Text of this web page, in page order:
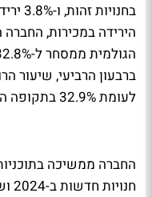
הירידה במכירות,
לעומת 32.9% בתקופה המקבילה.
החברה ממשיכה